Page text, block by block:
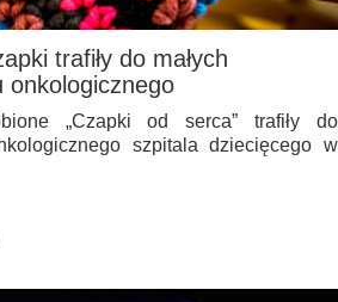
trafiły do małych
onkologicznego
„Czapki od serca” trafiły do
szpitala dziecięcego w